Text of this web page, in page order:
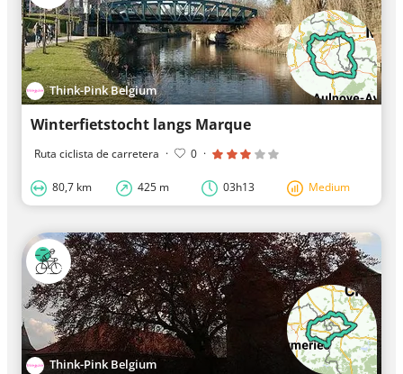
Think-Pink Belgium
Winterfietstocht langs Marque
Ruta ciclista de carretera · 0 ·
80,7 km 425 m 03h13 Medium
Think-Pink Belgium